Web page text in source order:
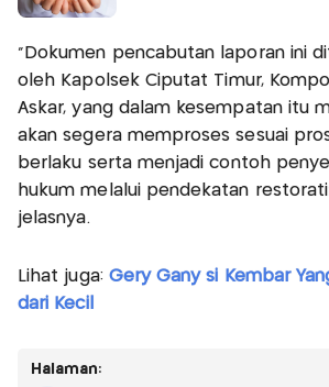
“Dokumen pencabutan laporan ini
oleh Kapolsek Ciputat Timur,
Askar, yang dalam kesempatan itu
akan segera memproses sesuai
berlaku serta menjadi contoh
hukum melalui pendekatan
jelasnya.
Lihat juga: Gery Gany si Kembar
dari Kecil
Halaman: